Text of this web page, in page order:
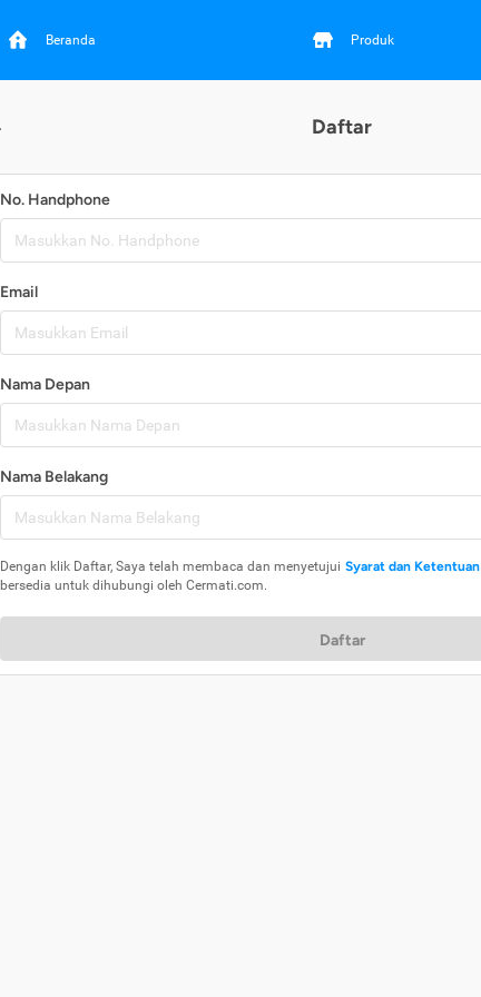
Beranda Produk
Daftar
No. Handphone
Email
Nama Depan
Nama Belakang
Dengan klik Daftar, Saya telah membaca dan menyetujui Syarat dan Ketentuan
bersedia untuk dihubungi oleh Cermati.com.
Daftar